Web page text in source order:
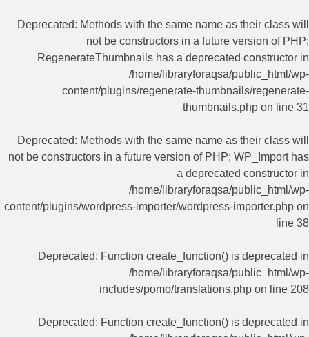
Deprecated: Methods with the same name as their class will
not be constructors in a future version of PHP;
RegenerateThumbnails has a deprecated constructor in
/home/libraryforaqsa/public_html/wp-
content/plugins/regenerate-thumbnails/regenerate-
thumbnails.php on line 31
Deprecated: Methods with the same name as their class will
not be constructors in a future version of PHP; WP_Import has
a deprecated constructor in
/home/libraryforaqsa/public_html/wp-
content/plugins/wordpress-importer/wordpress-importer.php on
line 38
Deprecated: Function create_function() is deprecated in
/home/libraryforaqsa/public_html/wp-
includes/pomo/translations.php on line 208
Deprecated: Function create_function() is deprecated in